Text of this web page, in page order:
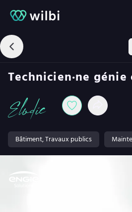
Technicien·ne
Elodie
Bâtiment, Travaux publics